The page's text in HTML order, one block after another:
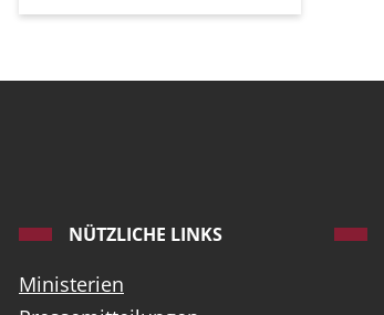
NÜTZLICHE LINKS
Ministerien